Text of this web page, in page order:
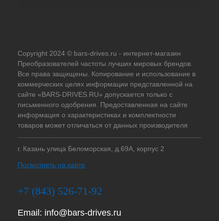
Copyright 2024 © bars-drives.ru - интернет-магазин
Преобразователей частоты лучших мировых брендов.
Все права защищены. Копирование и использование в
коммерческих целях информации представленной на
сайте «BARS-DRIVES.RU» допускается только с
письменного одобрения. Предоставленная на сайте
информация о характеристиках и комплектности
товаров может отличаться от данных производителя
г. Казань улица Беломорская, д.69А, корпус 2
Посмотреть на карте
+7 (843) 526-71-92
Email: info@bars-drives.ru